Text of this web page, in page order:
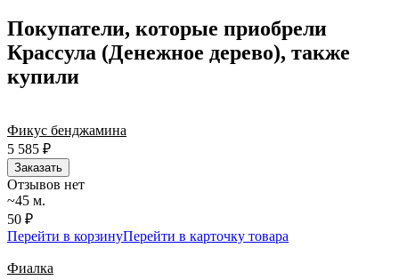
минут или день в день в удобный интервал. Если вам важно
вручить подарок ко времени, наш сервис доставки обеспечит
точность до минуты. Выбирайте, где купить и сколько стоит
сегодня и ежедневно 24 часа в сутки.
Покупатели, которые приобрели
Крассула (Денежное дерево), также
купили
Фикус бенджамина
5 585 ₽
Заказать
Отзывов нет
~45 м.
50 ₽
Перейти в корзинуПерейти в карточку товара
Фиалка